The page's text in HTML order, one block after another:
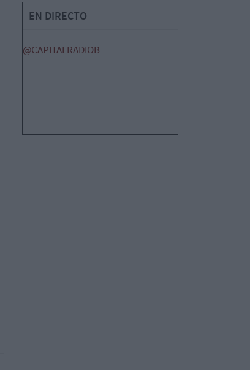
EN DIRECTO
@CAPITALRADIOB